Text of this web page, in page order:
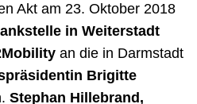
Akt am 23. Oktober 2018
in Weiterstadt
an die in Darmstadt
Brigitte
Stephan Hillebrand,